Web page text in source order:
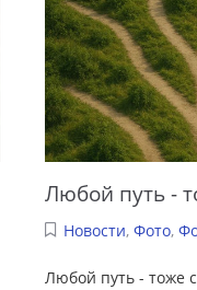
Любой путь -
Новости,Фото,
Любой путь - тоже